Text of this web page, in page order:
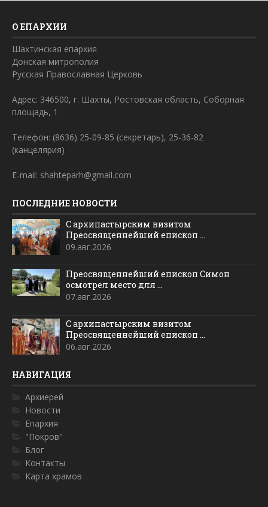
О ЕПАРХИИ
Шахтинская епархия
Донская митрополия
Русская Православная Церковь
Адрес: 346500, г. Шахты, Ростовская область, Соборная
площадь, 1
Телефон: (8636) 25-09-85 (секретарь), 25-36-82
(канцелярия)
E-mail: shahteparh@gmail.com
ПОСЛЕДНИЕ НОВОСТИ
С архипастырским визитом
Преосвященнейший епископ ...
09.авг.2026
Преосвященнейший епископ Симон
осмотрел место для ...
07.авг.2026
С архипастырским визитом
Преосвященнейший епископ ...
06.авг.2026
НАВИГАЦИЯ
Архиерей
Новости
Епархия
"Покров"
Блог
Контакты
Карта храмов